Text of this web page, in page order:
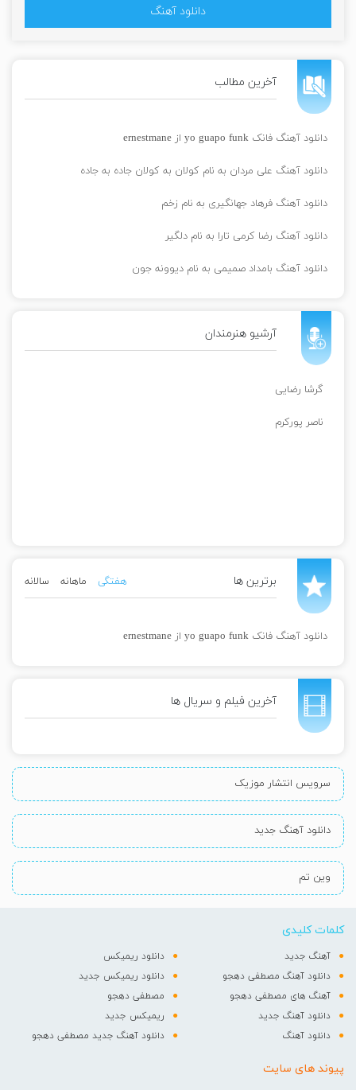
آخرین مطالب
دانلود آهنگ فانک yo guapo funk از ernestmane
دانلود آهنگ علی مردان به نام کولان به کولان جاده به جاده
دانلود آهنگ فرهاد جهانگیری به نام زخم
دانلود آهنگ رضا کرمی تارا به نام دلگیر
دانلود آهنگ بامداد صمیمی به نام دیوونه جون
آرشیو هنرمندان
گرشا رضایی
ناصر پورکرم
برترین ها هفتگی ماهانه سالانه
دانلود آهنگ فانک yo guapo funk از ernestmane
آخرین فیلم و سریال ها
سرویس انتشار موزیک
دانلود آهنگ جدید
وین تم
دانلود آهنگ
کلمات کلیدی
آهنگ جدید
دانلود ریمیکس
دانلود آهنگ مصطفی دهجو
دانلود ریمیکس جدید
آهنگ های مصطفی دهجو
مصطفی دهجو
دانلود آهنگ جدید
ریمیکس جدید
دانلود آهنگ
دانلود آهنگ جدید مصطفی دهجو
پیوند های سایت